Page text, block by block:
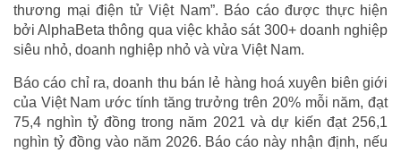
thương mại điện tử Việt Nam”. Báo cáo được thực hiện
bởi AlphaBeta thông qua việc khảo sát 300+ doanh nghiệp
siêu nhỏ, doanh nghiệp nhỏ và vừa Việt Nam.
Báo cáo chỉ ra, doanh thu bán lẻ hàng hoá xuyên biên giới
của Việt Nam ước tính tăng trưởng trên 20% mỗi năm, đạt
75,4 nghìn tỷ đồng trong năm 2021 và dự kiến đạt 256,1
nghìn tỷ đồng vào năm 2026. Báo cáo này nhận định, nếu